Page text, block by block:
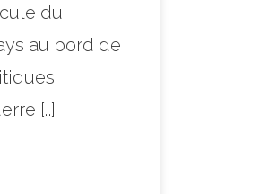
du
au bord de
[…]